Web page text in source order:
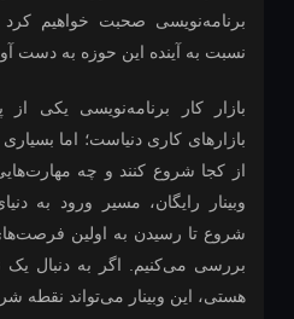
برنامه‌نویسی صحبت خواهیم
نسبت به آینده این حوزه به دست
بازار کار برنامه‌نویسی یکی از
بازارهای کاری دنیاست؛ اما بسیاری
از کجا شروع کنند و چه
وبینار رایگان، مسیر ورود به
شروع تا رسیدن به اولین
بررسی می‌کنیم. اگر به دنبال
هستی، این وبینار می‌تواند نقطه